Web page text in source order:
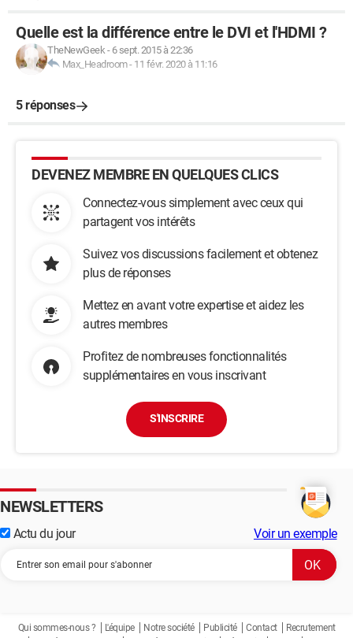
Quelle est la différence entre le DVI et l'HDMI ?
TheNewGeek- 6 sept. 2015 à 22:36
Max_Headroom- 11 févr. 2020 à 11:16
5 réponses
DEVENEZ MEMBRE EN QUELQUES CLICS
Connectez-vous simplement avec ceux qui
partagent vos intérêts
Suivez vos discussions facilement et obtenez
plus de réponses
Mettez en avant votre expertise et aidez les
autres membres
Profitez de nombreuses fonctionnalités
supplémentaires en vous inscrivant
S'INSCRIRE
NEWSLETTERS
Actu du jour Voir un exemple
Qui sommes-nous ? L'équipe Notre société Publicité Contact
Recrutement